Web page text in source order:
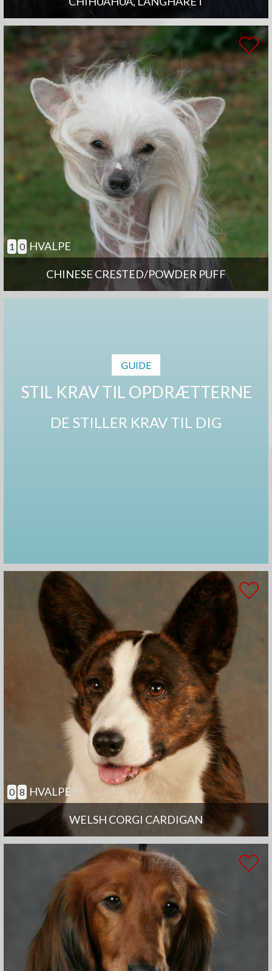
CHINESE CRESTED/POWDER PUFF
1 0 HVALPE
GUIDE
STIL KRAV TIL OPDRÆTTERNE
DE STILLER KRAV TIL DIG
WELSH CORGI CARDIGAN
0 8 HVALPE